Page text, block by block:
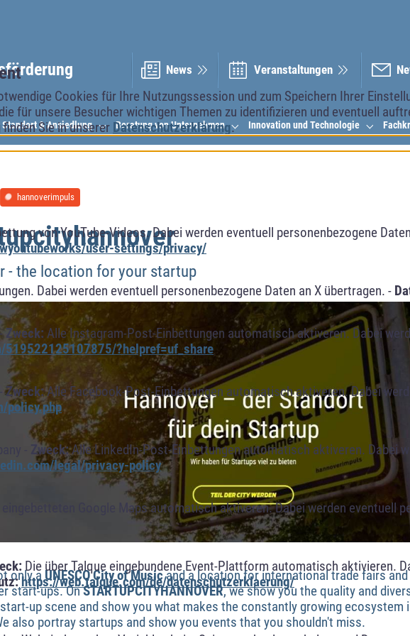
Cookies für Ihre Nutzungssession und zum Speichern Ihrer
für unsere Besucher wichtigen Themen zu identifizieren und eventuell
Sie in unserer Datenschutzerklärung.
von YouTube-Videos. Dabei werden eventuell personenbezogene
user-settings/privacy/
Dabei werden eventuell personenbezogene Daten an X übertragen. -
Zweck: Alle Instagram-Post-Einbettungen automatisch aktiveren. Dabei
?helpref=uf_share
Zweck:Alle Facebook-Post-Einbettungen automatisch aktiveren. Dabei
policy.php
- Zweck:Alle LinkedIn-Post-Einbettungen automatisch aktiveren. Dabei
legal/privacy-policy
eingebetteten Google Maps automatisch aktiveren. Dabei werden eventuell
Die über Talque eingebundene Event-Plattform automatisch aktivieren.
https://web.talque.com/de/datenschutzerklaerung/
Standort & Ansiedlung Beratung von Unternehmen Innovation und Technologie
News Veranstal­tungen
hannoverimpuls
- the location for your startup
only aUNESCO City of Musicand a location for international trade fairs
start-ups. OnSTARTUPCITYHANNOVER, we show you the quality and
up scene and show you what makes the constantly growing ecosystem
also portray startups and show you events that you shouldn't miss.